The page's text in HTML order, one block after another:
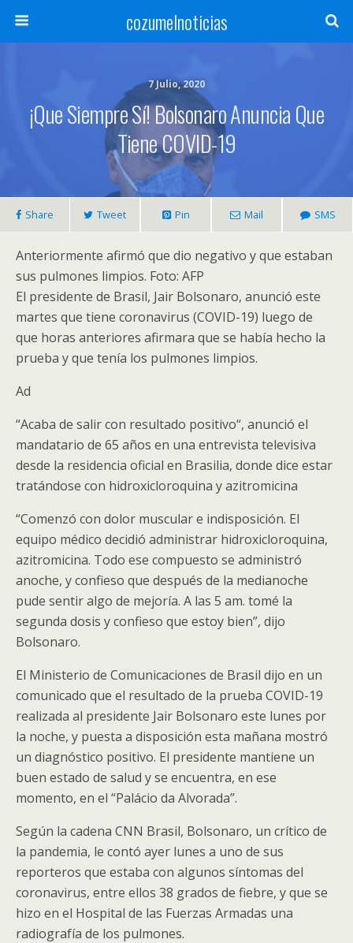
cozumelnoticias
7 Julio, 2020
¡Que Siempre Sí! Bolsonaro Anuncia Que
Tiene COVID-19
Share Tweet Pin Mail SMS
Anteriormente afirmó que dio negativo y que estaban
sus pulmones limpios. Foto: AFP
El presidente de Brasil, Jair Bolsonaro, anunció este
martes que tiene coronavirus (COVID-19) luego de
que horas anteriores afirmara que se había hecho la
prueba y que tenía los pulmones limpios.
Ad
“Acaba de salir con resultado positivo“, anunció el
mandatario de 65 años en una entrevista televisiva
desde la residencia oficial en Brasilia, donde dice estar
tratándose con hidroxicloroquina y azitromicina
“Comenzó con dolor muscular e indisposición. El
equipo médico decidió administrar hidroxicloroquina,
azitromicina. Todo ese compuesto se administró
anoche, y confieso que después de la medianoche
pude sentir algo de mejoría. A las 5 am. tomé la
segunda dosis y confieso que estoy bien”, dijo
Bolsonaro.
El Ministerio de Comunicaciones de Brasil dijo en un
comunicado que el resultado de la prueba COVID-19
realizada al presidente Jair Bolsonaro este lunes por
la noche, y puesta a disposición esta mañana mostró
un diagnóstico positivo. El presidente mantiene un
buen estado de salud y se encuentra, en ese
momento, en el “Palácio da Alvorada”.
Según la cadena CNN Brasil, Bolsonaro, un crítico de
la pandemia, le contó ayer lunes a uno de sus
reporteros que estaba con algunos síntomas del
coronavirus, entre ellos 38 grados de fiebre, y que se
hizo en el Hospital de las Fuerzas Armadas una
radiografía de los pulmones.